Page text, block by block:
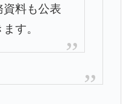
資料も公表
す。